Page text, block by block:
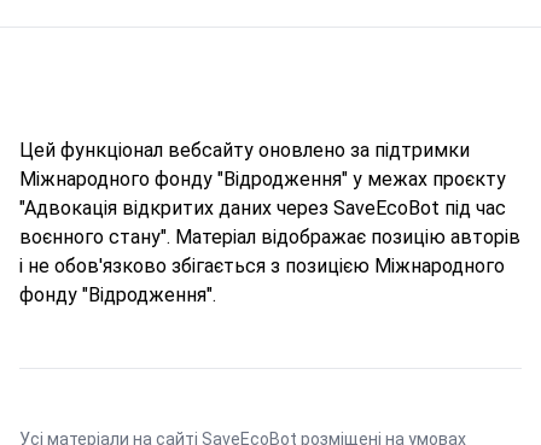
Цей функціонал вебсайту оновлено за підтримки
Міжнародного фонду "Відродження" у межах проєкту
"Адвокація відкритих даних через SaveEcoBot під час
воєнного стану". Матеріал відображає позицію авторів
і не обов'язково збігається з позицією Міжнародного
фонду "Відродження".
Усі матеріали на сайті SaveEcoBot розміщені на умовах